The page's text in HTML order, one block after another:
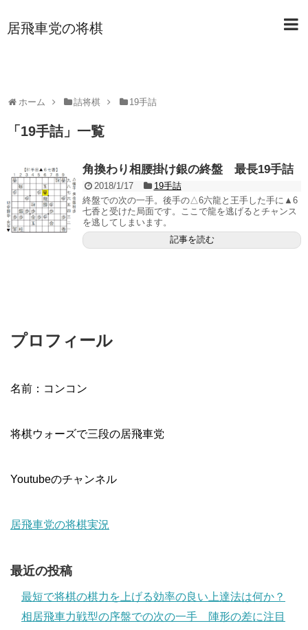
居飛車党の将棋
ホーム 詰将棋 19手詰
「 19手詰 」 一覧
角換わり相腰掛け銀の終盤 最長19手詰
2018/1/17
19手詰
終盤での次の一手。後手の△6六龍と王手した手に▲6
七香と受けた局面です。ここで龍を逃げるとチャンス
を逃してしまいます。
記事を読む
プロフィール
名前：コンコン
将棋ウォーズで三段の居飛車党
Youtubeのチャンネル
居飛車党の将棋実況
最近の投稿
最短で将棋の棋力を上げる効率の良い上達法は何か？
相居飛車力戦型の序盤での次の一手 陣形の差に注目